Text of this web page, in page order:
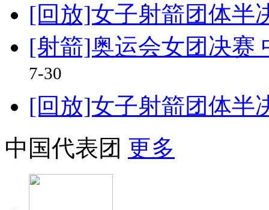
[回放]女子射箭团体半
[射箭]奥运会女团决赛
7-30
[回放]女子射箭团体半
中国代表团 更多